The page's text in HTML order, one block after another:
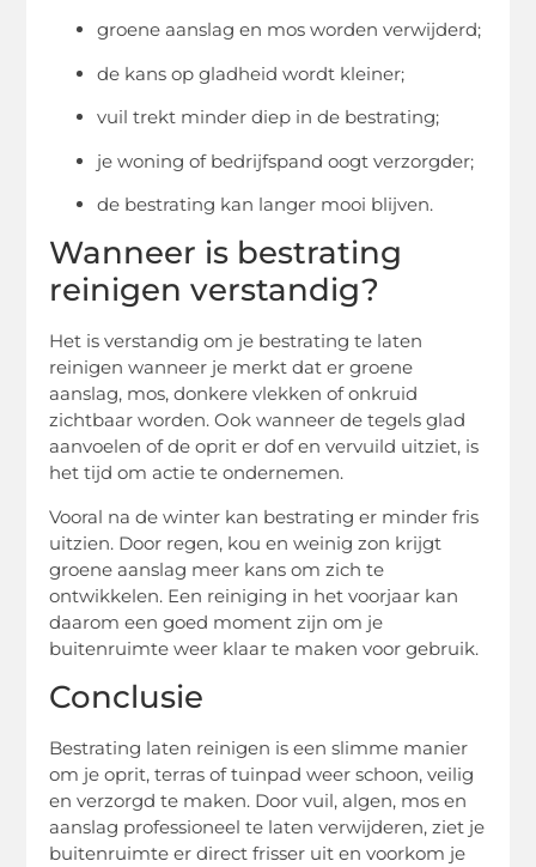
groene aanslag en mos worden verwijderd;
de kans op gladheid wordt kleiner;
vuil trekt minder diep in de bestrating;
je woning of bedrijfspand oogt verzorgder;
de bestrating kan langer mooi blijven.
Wanneer is bestrating
reinigen verstandig?
Het is verstandig om je bestrating te laten
reinigen wanneer je merkt dat er groene
aanslag, mos, donkere vlekken of onkruid
zichtbaar worden. Ook wanneer de tegels glad
aanvoelen of de oprit er dof en vervuild uitziet, is
het tijd om actie te ondernemen.
Vooral na de winter kan bestrating er minder fris
uitzien. Door regen, kou en weinig zon krijgt
groene aanslag meer kans om zich te
ontwikkelen. Een reiniging in het voorjaar kan
daarom een goed moment zijn om je
buitenruimte weer klaar te maken voor gebruik.
Conclusie
Bestrating laten reinigen is een slimme manier
om je oprit, terras of tuinpad weer schoon, veilig
en verzorgd te maken. Door vuil, algen, mos en
aanslag professioneel te laten verwijderen, ziet je
buitenruimte er direct frisser uit en voorkom je